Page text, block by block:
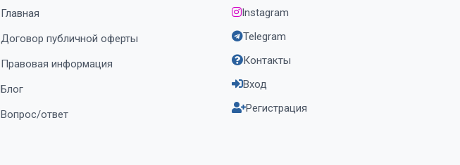
Главная
Договор публичной оферты
Правовая информация
Блог
Вопрос/ответ
Instagram
Telegram
Контакты
Вход
Регистрация